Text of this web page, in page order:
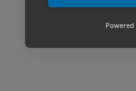
Powered